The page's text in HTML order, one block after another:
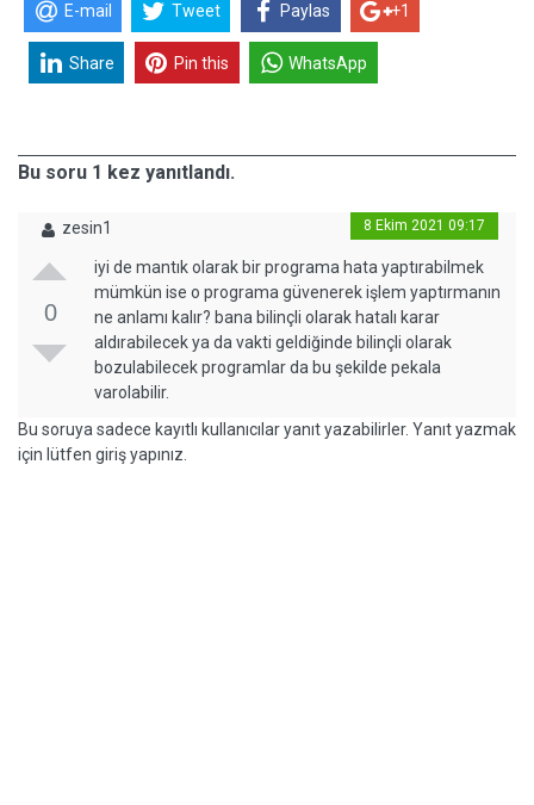
E-mail Tweet Paylas +1
Share Pin this WhatsApp
Bu soru 1 kez yanıtlandı.
zesin1 8 Ekim 2021 09:17
0
iyi de mantık olarak bir programa hata yaptırabilmek
mümkün ise o programa güvenerek işlem yaptırmanın
ne anlamı kalır? bana bilinçli olarak hatalı karar
aldırabilecek ya da vakti geldiğinde bilinçli olarak
bozulabilecek programlar da bu şekilde pekala
varolabilir.
Bu soruya sadece kayıtlı kullanıcılar yanıt yazabilirler. Yanıt yazmak
için lütfen giriş yapınız.